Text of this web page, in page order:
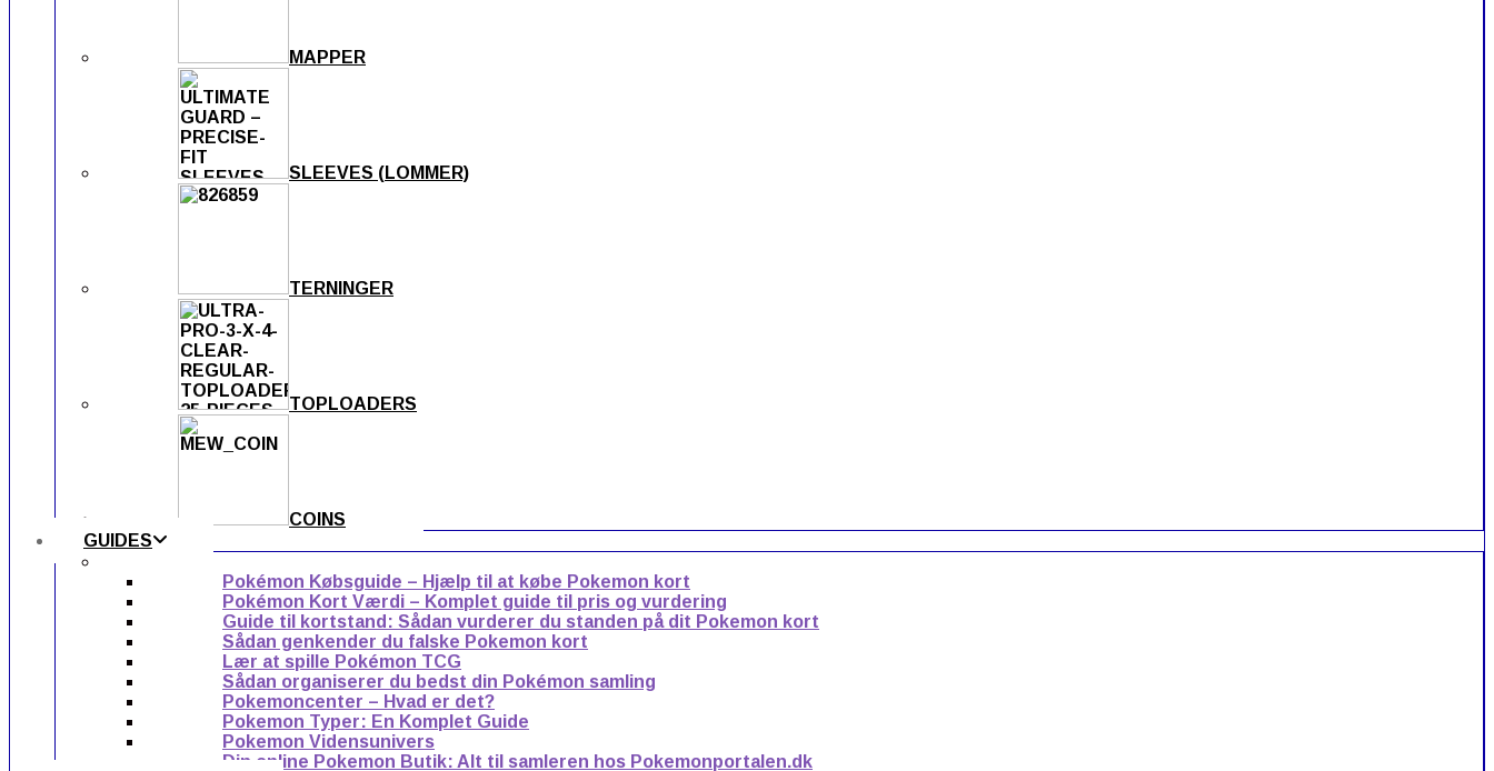
MAPPER
SLEEVES (LOMMER)
TERNINGER
TOPLOADERS
COINS
GUIDES
Pokémon Købsguide – Hjælp til at købe Pokemon kort
Pokémon Kort Værdi – Komplet guide til pris og vurdering
Guide til kortstand: Sådan vurderer du standen på dit Pokemon kort
Sådan genkender du falske Pokemon kort
Lær at spille Pokémon TCG
Sådan organiserer du bedst din Pokémon samling
Pokemoncenter – Hvad er det?
Pokemon Typer: En Komplet Guide
Pokemon Vidensunivers
Din online Pokemon Butik: Alt til samleren hos Pokemonportalen.dk